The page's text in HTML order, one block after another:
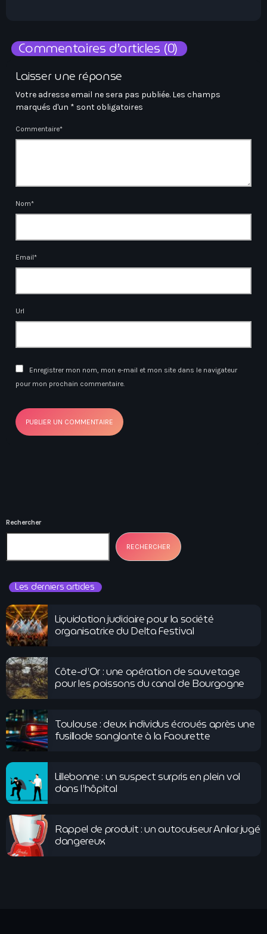
Commentaires d’articles (0)
Laisser une réponse
Votre adresse email ne sera pas publiée. Les champs
marqués d'un * sont obligatoires
Commentaire*
Nom*
Email*
Url
Enregistrer mon nom, mon e-mail et mon site dans le navigateur
pour mon prochain commentaire.
Rechercher
RECHERCHER
Les derniers articles
Liquidation judiciaire pour la société
organisatrice du Delta Festival
Côte-d’Or : une opération de sauvetage
pour les poissons du canal de Bourgogne
Toulouse : deux individus écroués après une
fusillade sanglante à la Faourette
Lillebonne : un suspect surpris en plein vol
dans l’hôpital
Rappel de produit : un autocuiseur Anilar jugé
dangereux